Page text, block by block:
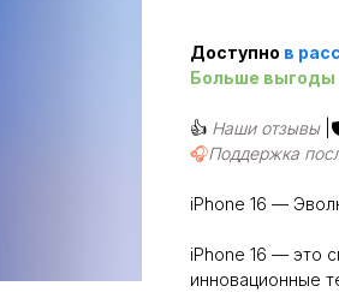
Доступно в
Больше выгоды
👍 Наши отзывы
🎧Поддержка
iPhone 16 —
iPhone 16 — это
инновационные